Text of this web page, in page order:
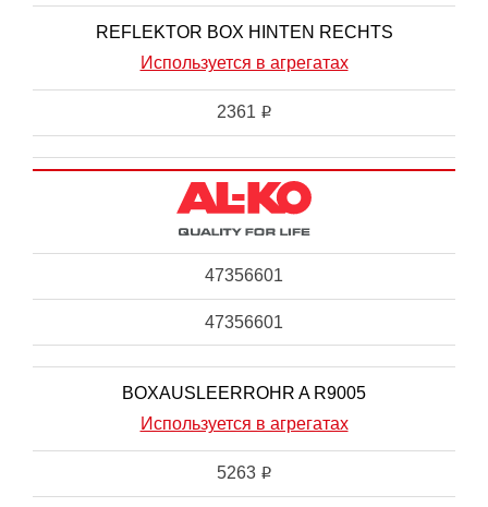
REFLEKTOR BOX HINTEN RECHTS
Используется в агрегатах
2361 i
47356601
47356601
BOXAUSLEERROHR A R9005
Используется в агрегатах
5263 i